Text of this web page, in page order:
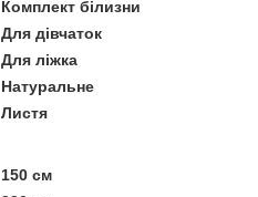
Комплект білизни
Для дівчаток
Для ліжка
Натуральне
Листя
150 см